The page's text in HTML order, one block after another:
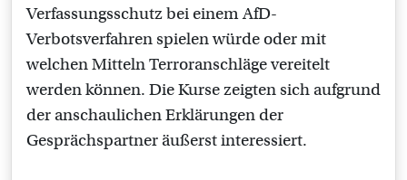
Verfassungsschutz bei einem AfD-
Verbotsverfahren spielen würde oder mit
welchen Mitteln Terroranschläge vereitelt
werden können. Die Kurse zeigten sich aufgrund
der anschaulichen Erklärungen der
Gesprächspartner äußerst interessiert.